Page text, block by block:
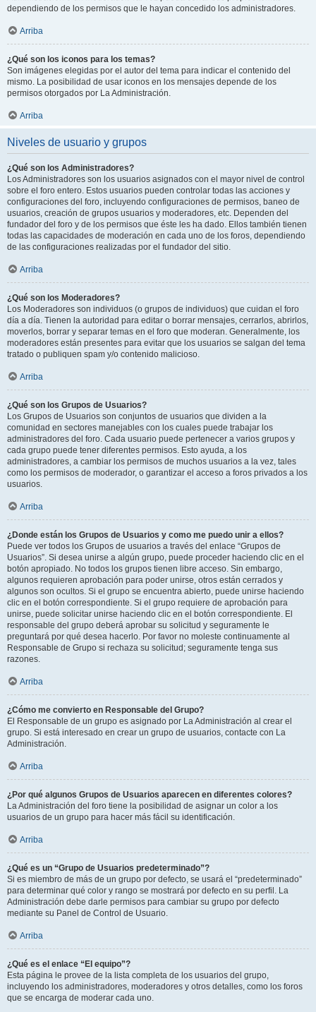
dependiendo de los permisos que le hayan concedido los administradores.
Arriba
¿Qué son los iconos para los temas?
Son imágenes elegidas por el autor del tema para indicar el contenido del
mismo. La posibilidad de usar iconos en los mensajes depende de los
permisos otorgados por La Administración.
Arriba
Niveles de usuario y grupos
¿Qué son los Administradores?
Los Administradores son los usuarios asignados con el mayor nivel de control
sobre el foro entero. Estos usuarios pueden controlar todas las acciones y
configuraciones del foro, incluyendo configuraciones de permisos, baneo de
usuarios, creación de grupos usuarios y moderadores, etc. Dependen del
fundador del foro y de los permisos que éste les ha dado. Ellos también tienen
todas las capacidades de moderación en cada uno de los foros, dependiendo
de las configuraciones realizadas por el fundador del sitio.
Arriba
¿Qué son los Moderadores?
Los Moderadores son individuos (o grupos de individuos) que cuidan el foro
día a día. Tienen la autoridad para editar o borrar mensajes, cerrarlos, abrirlos,
moverlos, borrar y separar temas en el foro que moderan. Generalmente, los
moderadores están presentes para evitar que los usuarios se salgan del tema
tratado o publiquen spam y/o contenido malicioso.
Arriba
¿Qué son los Grupos de Usuarios?
Los Grupos de Usuarios son conjuntos de usuarios que dividen a la
comunidad en sectores manejables con los cuales puede trabajar los
administradores del foro. Cada usuario puede pertenecer a varios grupos y
cada grupo puede tener diferentes permisos. Esto ayuda, a los
administradores, a cambiar los permisos de muchos usuarios a la vez, tales
como los permisos de moderador, o garantizar el acceso a foros privados a los
usuarios.
Arriba
¿Donde están los Grupos de Usuarios y como me puedo unir a ellos?
Puede ver todos los Grupos de usuarios a través del enlace “Grupos de
Usuarios”. Si desea unirse a algún grupo, puede proceder haciendo clic en el
botón apropiado. No todos los grupos tienen libre acceso. Sin embargo,
algunos requieren aprobación para poder unirse, otros están cerrados y
algunos son ocultos. Si el grupo se encuentra abierto, puede unirse haciendo
clic en el botón correspondiente. Si el grupo requiere de aprobación para
unirse, puede solicitar unirse haciendo clic en el botón correspondiente. El
responsable del grupo deberá aprobar su solicitud y seguramente le
preguntará por qué desea hacerlo. Por favor no moleste continuamente al
Responsable de Grupo si rechaza su solicitud; seguramente tenga sus
razones.
Arriba
¿Cómo me convierto en Responsable del Grupo?
El Responsable de un grupo es asignado por La Administración al crear el
grupo. Si está interesado en crear un grupo de usuarios, contacte con La
Administración.
Arriba
¿Por qué algunos Grupos de Usuarios aparecen en diferentes colores?
La Administración del foro tiene la posibilidad de asignar un color a los
usuarios de un grupo para hacer más fácil su identificación.
Arriba
¿Qué es un “Grupo de Usuarios predeterminado”?
Si es miembro de más de un grupo por defecto, se usará el “predeterminado”
para determinar qué color y rango se mostrará por defecto en su perfil. La
Administración debe darle permisos para cambiar su grupo por defecto
mediante su Panel de Control de Usuario.
Arriba
¿Qué es el enlace “El equipo”?
Esta página le provee de la lista completa de los usuarios del grupo,
incluyendo los administradores, moderadores y otros detalles, como los foros
que se encarga de moderar cada uno.